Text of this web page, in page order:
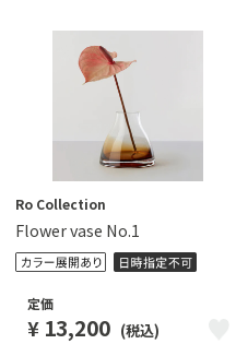
Ro Collection
Flower vase No.1
定価
¥ 13,200 (税込)